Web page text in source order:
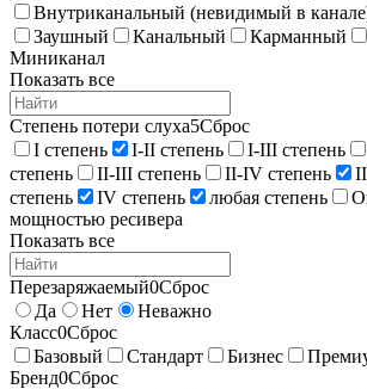
Внутриканальный (невидимый в
Заушный
Канальный Карманный
Миниканал
Показать все
Степень потери слуха5Сброс
I степень
I-II степень I-III степень
степень
II-III степень II-IV степень
степень
IV степень любая степень
мощностью ресивера
Показать все
Перезаряжаемый0Сброс
Да
Нет
Неважно
Класс0Сброс
Базовый
Стандарт Бизнес
Бренд0Сброс